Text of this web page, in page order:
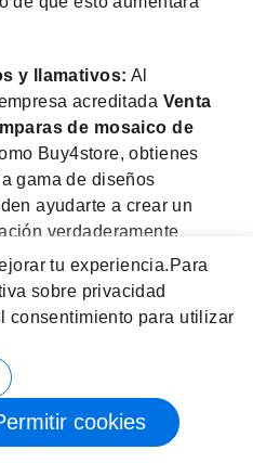
tu experiencia. Para
sobre privacidad
consentimiento para utilizar
cookies
y llamativos: Al
acreditada Venta
de mosaico de
Buy4store, obtienes
gama de diseños
ayudarte a crear un
verdaderamente
tus clientes. No importa
sus necesidades,
de que siempre disfrutará
Buy4store!
de la máxima calidad:
proporcionará los
con el máximo